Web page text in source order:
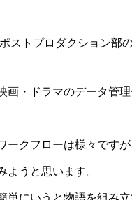
ストプロダクション部
画・ドラマのデータ管
ークフローは様々です
ようと思います。
単にいうと物語を組み立